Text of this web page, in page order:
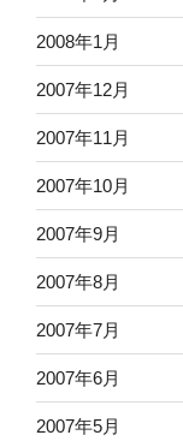
2008年1月
2007年12月
2007年11月
2007年10月
2007年9月
2007年8月
2007年7月
2007年6月
2007年5月